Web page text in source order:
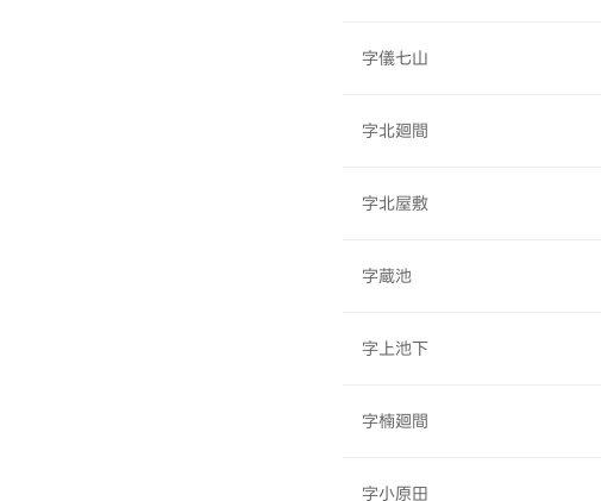
字儀七山
字北廻間
字北屋敷
字蔵池
字上池下
字楠廻間
字小原田